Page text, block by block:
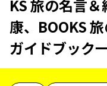
KS 旅の名言
康、BOOKS
ガイドブック